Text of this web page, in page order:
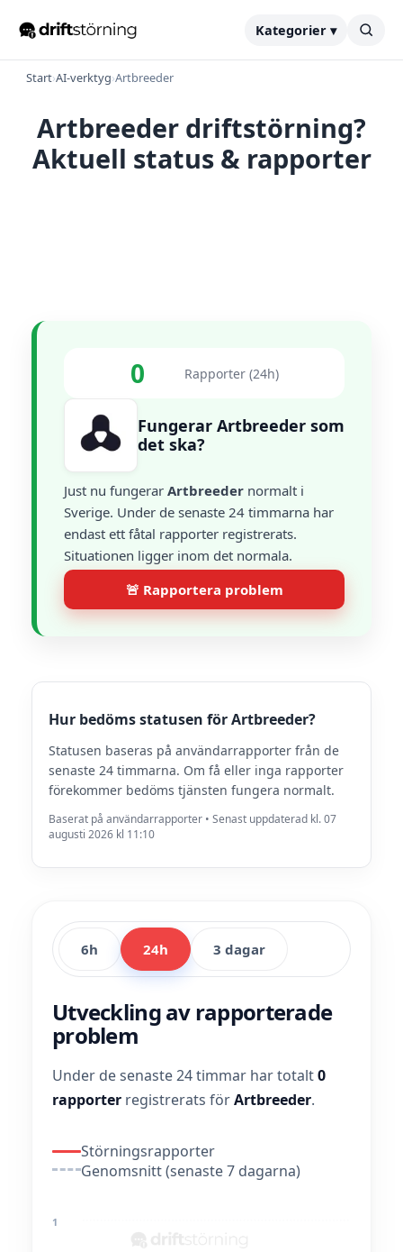
Kategorier ▾
Start›AI-verktyg›Artbreeder
Artbreeder driftstörning?
Aktuell status & rapporter
0 Rapporter (24h)
Fungerar Artbreeder som
det ska?
Just nu fungerar Artbreeder normalt i
Sverige. Under de senaste 24 timmarna har
endast ett fåtal rapporter registrerats.
Situationen ligger inom det normala.
🚨 Rapportera problem
Hur bedöms statusen för Artbreeder?
Statusen baseras på användarrapporter från de
senaste 24 timmarna. Om få eller inga rapporter
förekommer bedöms tjänsten fungera normalt.
Baserat på användarrapporter • Senast uppdaterad kl. 07
augusti 2026 kl 11:10
6h 24h 3 dagar
Utveckling av rapporterade
problem
Under de senaste 24 timmar har totalt0
rapporter registrerats förArtbreeder.
Störningsrapporter
Genomsnitt (senaste 7 dagarna)
1